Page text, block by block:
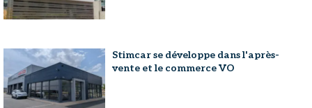
Stimcar se développe dans l'après-
vente et le commerce VO